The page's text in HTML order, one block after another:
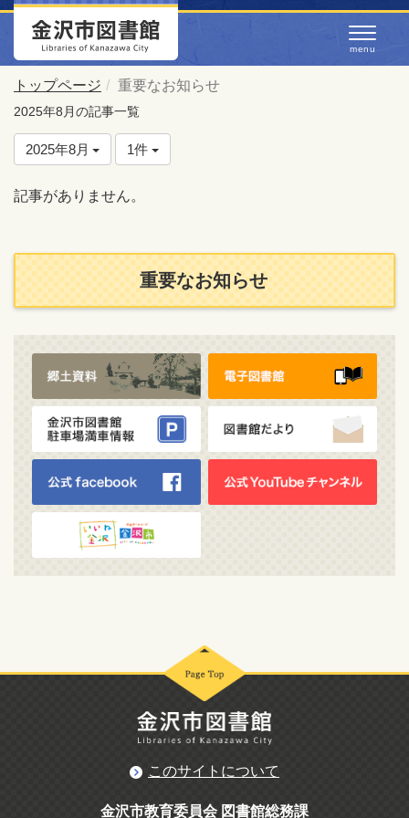
トップページ 重要なお知らせ
2025年8月の記事一覧
2025年8月 1件
記事がありません。
重要なお知らせ
このサイトについて
金沢市教育委員会 図書館総務課